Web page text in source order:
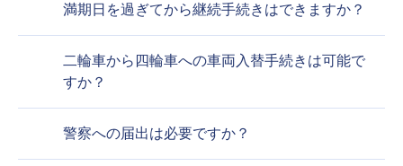
満期日を過ぎてから継続手続きはできますか？
二輪車から四輪車への車両入替手続きは可能で
すか？
警察への届出は必要ですか？